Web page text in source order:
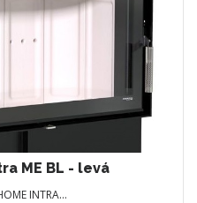
ME BL - levá
INTRA…